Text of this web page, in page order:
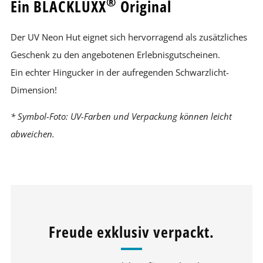
Ein BLACKLUXX Original
Der UV Neon Hut eignet sich hervorragend als zusätzliches
Geschenk zu den angebotenen Erlebnisgutscheinen.
Ein echter Hingucker in der aufregenden Schwarzlicht-
Dimension!
* Symbol-Foto: UV-Farben und Verpackung können leicht
abweichen.
Freude exklusiv verpackt.